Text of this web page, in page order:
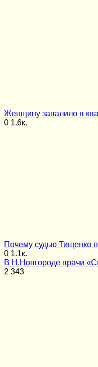
Женщину завалило в
0 1.6к.
Почему судью Тищенко
0 1.1к.
В Н.Новгороде врачи
2 343